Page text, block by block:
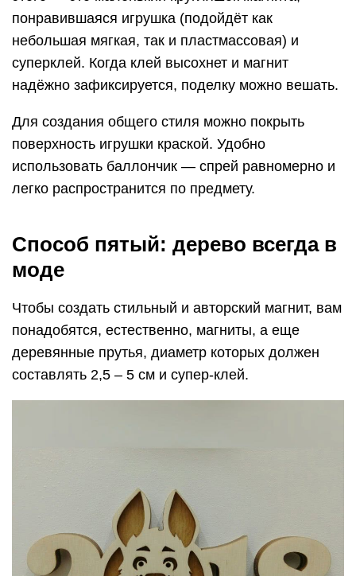
понравившаяся игрушка (подойдёт как
небольшая мягкая, так и пластмассовая) и
суперклей. Когда клей высохнет и магнит
надёжно зафиксируется, поделку можно вешать.
Для создания общего стиля можно покрыть
поверхность игрушки краской. Удобно
использовать баллончик — спрей равномерно и
легко распространится по предмету.
Способ пятый: дерево всегда в
моде
Чтобы создать стильный и авторский магнит, вам
понадобятся, естественно, магниты, а еще
деревянные прутья, диаметр которых должен
составлять 2,5 – 5 см и супер-клей.